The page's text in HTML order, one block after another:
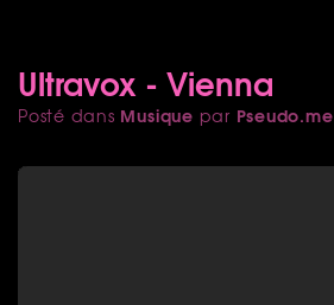
Ultravox - Vienna
Posté dans Musique par Pseudo.me